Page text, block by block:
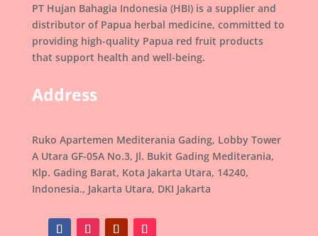
PT Hujan Bahagia Indonesia (HBI) is a supplier and
distributor of Papua herbal medicine, committed to
providing high-quality Papua red fruit products
that support health and well-being.
Address
Ruko Apartemen Mediterania Gading, Lobby Tower
A Utara GF-05A No.3, Jl. Bukit Gading Mediterania,
Klp. Gading Barat, Kota Jakarta Utara, 14240,
Indonesia., Jakarta Utara, DKI Jakarta